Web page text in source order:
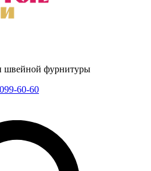
швейной фурнитуры
60-60